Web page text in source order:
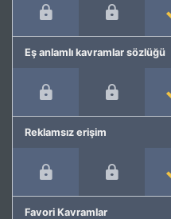
Eş anlamlı kavramlar sözlüğü
Reklamsız erişim
Favori Kavramlar